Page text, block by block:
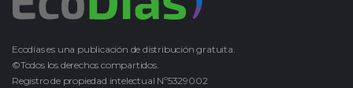
Ecodías es una publicación de distribución gratuita.
©Todos los derechos compartidos.
Registro de propiedad intelectual Nº5329002